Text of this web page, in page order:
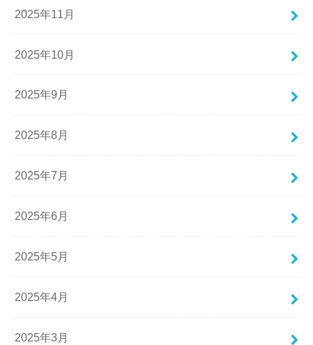
2025年11月
2025年10月
2025年9月
2025年8月
2025年7月
2025年6月
2025年5月
2025年4月
2025年3月